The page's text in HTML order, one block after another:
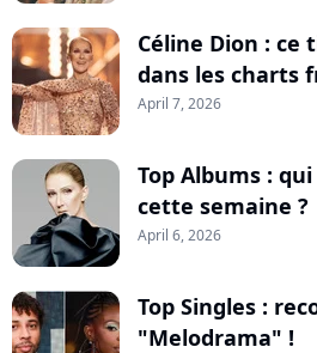
Céline Dion :
dans les charts
April 7, 2026
Top Albums :
cette semaine ?
April 6, 2026
Top Singles :
"Melodrama" !